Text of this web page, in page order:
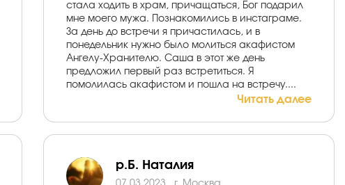
стала ходить в храм, причащаться, Бог подарил
мне моего мужа. Познакомились в инстаграме.
За день до встречи я причастилась, и в
понедельник нужно было молиться акафистом
Ангелу-Хранителю. Саша в этот же день
предложил первый раз встретиться. Я
помолилась акафистом и пошла на встречу....
Читать далее
р.Б. Наталия